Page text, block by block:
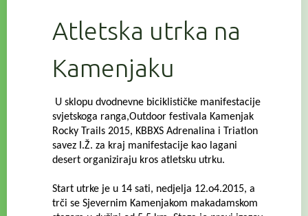
Atletska utrka na
Kamenjaku
U sklopu dvodnevne biciklističke manifestacije
svjetskoga ranga,Outdoor festivala Kamenjak
Rocky Trails 2015, KBBXS Adrenalina i Triatlon
savez I.Ž. za kraj manifestacije kao lagani
desert organiziraju kros atletsku utrku.
Start utrke je u 14 sati, nedjelja 12.o4.2015, a
trči se Sjevernim Kamenjakom makadamskom